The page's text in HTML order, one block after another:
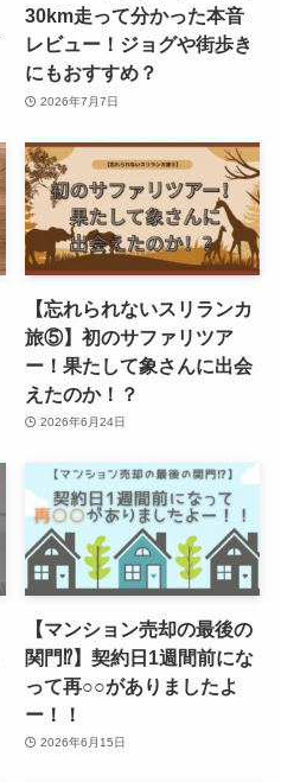
30km走って分かった本音
レビュー！ジョグや街歩き
にもおすすめ？
2026年7月7日
【忘れられないスリランカ
旅⑤】初のサファリツア
ー！果たして象さんに出会
えたのか！？
2026年6月24日
【マンション売却の最後の
関門⁉】契約日1週間前にな
って再○○がありましたよ
ー！！
2026年6月15日